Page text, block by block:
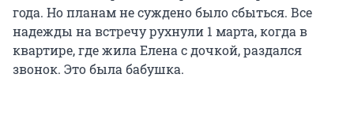
года. Но планам не суждено было сбыться. Все
надежды на встречу рухнули 1 марта, когда в
квартире, где жила Елена с дочкой, раздался
звонок. Это была бабушка.